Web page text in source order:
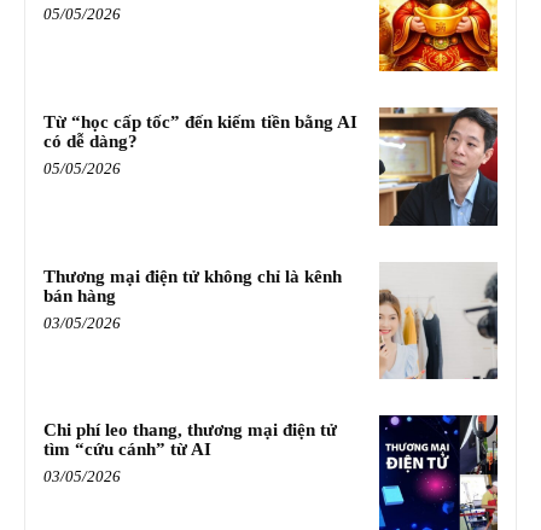
05/05/2026
Từ “học cấp tốc” đến kiếm tiền bằng AI
có dễ dàng?
05/05/2026
Thương mại điện tử không chỉ là kênh
bán hàng
03/05/2026
Chi phí leo thang, thương mại điện tử
tìm “cứu cánh” từ AI
03/05/2026